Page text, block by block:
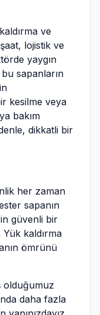
ve
lojistik ve
yaygın
sapanların
kesilme veya
bakım
dikkatli bir
her zaman
sapanın
güvenli bir
Yük kaldırma
ömrünü
olduğumuz
daha fazla